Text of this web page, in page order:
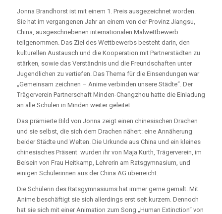
Jonna Brandhorst ist mit einem 1. Preis ausgezeichnet worden.
Sie hat im vergangenen Jahr an einem von der Provinz Jiangsu,
China, ausgeschriebenen internationalen Malwettbewerb
teilgenommen. Das Ziel des Wettbewerbs besteht darin, den
kulturellen Austausch und die Kooperation mit Partnerstädten zu
stärken, sowie das Verständnis und die Freundschaften unter
Jugendlichen zu vertiefen. Das Thema für die Einsendungen war
„Gemeinsam zeichnen – Anime verbinden unsere Städte“. Der
Trägerverein Partnerschaft Minden-Changzhou hatte die Einladung
an alle Schulen in Minden weiter geleitet.
Das prämierte Bild von Jonna zeigt einen chinesischen Drachen
und sie selbst, die sich dem Drachen nähert: eine Annäherung
beider Städte und Welten. Die Urkunde aus China und ein kleines
chinesisches Präsent wurden ihr von Maja Kurth, Trägerverein, im
Beisein von Frau Heitkamp, Lehrerin am Ratsgymnasium, und
einigen Schülerinnen aus der China AG überreicht.
Die Schülerin des Ratsgymnasiums hat immer gerne gemalt. Mit
Anime beschäftigt sie sich allerdings erst seit kurzem. Dennoch
hat sie sich mit einer Animation zum Song „Human Extinction“ von